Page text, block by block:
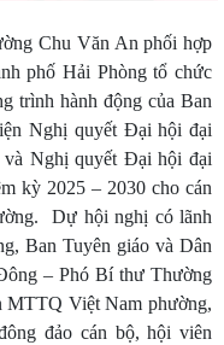
Chu Văn An phối hợp
phố Hải Phòng tổ chức
trình hành động của Ban
Nghị quyết Đại hội đại
Nghị quyết Đại hội đại
kỳ 2025 – 2030 cho cán
Dự hội nghị có lãnh
Ban Tuyên giáo và Dân
– Phó Bí thư Thường
MTTQ Việt Nam phường,
đảo cán bộ, hội viên